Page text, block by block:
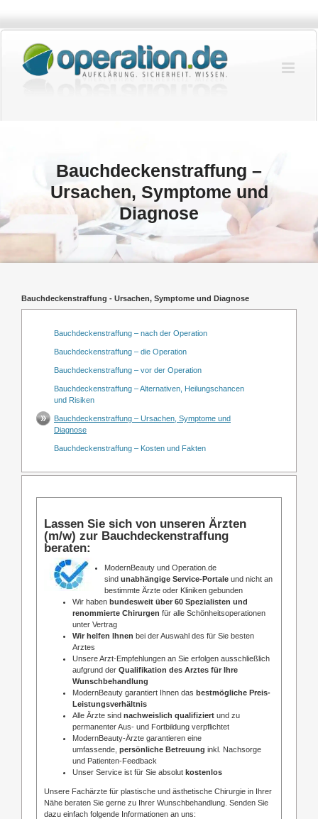
springen
Bauchdeckenstraffung –
Ursachen, Symptome und
Diagnose
Bauchdeckenstraffung - Ursachen, Symptome und Diagnose
Bauchdeckenstraffung – nach der Operation
Bauchdeckenstraffung – die Operation
Bauchdeckenstraffung – vor der Operation
Bauchdeckenstraffung – Alternativen, Heilungschancen
und Risiken
Bauchdeckenstraffung – Ursachen, Symptome und
Diagnose
Bauchdeckenstraffung – Kosten und Fakten
Lassen Sie sich von unseren Ärzten
(m/w) zur Bauchdeckenstraffung
beraten:
ModernBeauty und Operation.de
sind unabhängige Service-Portale und nicht an
bestimmte Ärzte oder Kliniken gebunden
Wir haben bundesweit über 60 Spezialisten und
renommierte Chirurgen für alle Schönheitsoperationen
unter Vertrag
Wir helfen Ihnen bei der Auswahl des für Sie besten
Arztes
Unsere Arzt-Empfehlungen an Sie erfolgen ausschließlich
aufgrund der Qualifikation des Arztes für Ihre
Wunschbehandlung
ModernBeauty garantiert Ihnen das bestmögliche Preis-
Leistungsverhältnis
Alle Ärzte sind nachweislich qualifiziert und zu
permanenter Aus- und Fortbildung verpflichtet
ModernBeauty-Ärzte garantieren eine
umfassende, persönliche Betreuung inkl. Nachsorge
und Patienten-Feedback
Unser Service ist für Sie absolut kostenlos
Unsere Fachärzte für plastische und ästhetische Chirurgie in Ihrer
Nähe beraten Sie gerne zu Ihrer Wunschbehandlung. Senden Sie
dazu einfach folgende Informationen an uns: